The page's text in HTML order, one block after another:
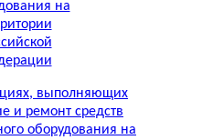
выполняющих
и ремонт средств
оборудования на